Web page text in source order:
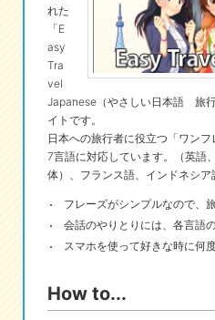
れた
「E
asy
Tra
vel
Japanese（やさしい日本語 旅
イトです。
日本への旅行者に役立つ「ワンフ
7言語に対応しています。（英語
体）、フランス語、インドネシア
フレーズがシンプルなので、
会話のやりとりには、各言語
スマホを使って好きな時に何
How to...